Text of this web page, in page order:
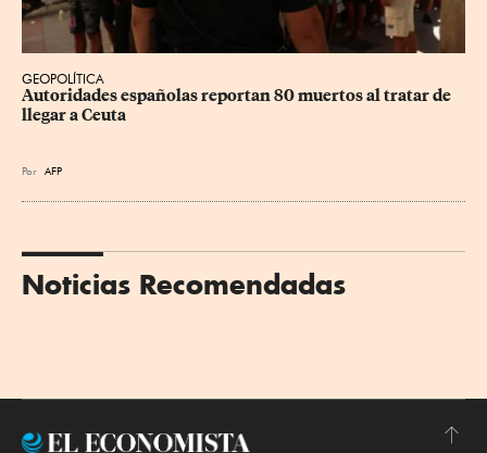
GEOPOLÍTICA
Autoridades españolas reportan 80 muertos al tratar de
llegar a Ceuta
Por AFP
Noticias Recomendadas